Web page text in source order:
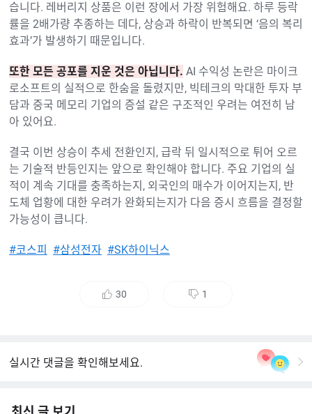
습니다. 레버리지 상품은 이런 장에서 가장 위험해요. 하루 등락
률을 2배가량 추종하는 데다, 상승과 하락이 반복되면 ‘음의 복리
효과’가 발생하기 때문입니다.
또한 모든 공포를 지운 것은 아닙니다. AI 수익성 논란은 마이크
로소프트의 실적으로 한숨을 돌렸지만, 빅테크의 막대한 투자 부
담과 중국 메모리 기업의 증설 같은 구조적인 우려는 여전히 남
아 있어요.
결국 이번 상승이 추세 전환인지, 급락 뒤 일시적으로 튀어 오르
는 기술적 반등인지는 앞으로 확인해야 합니다. 주요 기업의 실
적이 계속 기대를 충족하는지, 외국인의 매수가 이어지는지, 반
도체 업황에 대한 우려가 완화되는지가 다음 증시 흐름을 결정할
가능성이 큽니다.
#코스피 #삼성전자 #SK하이닉스
좋
30
싫
1
실시간 댓글을 확인해보세요.